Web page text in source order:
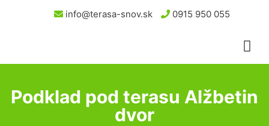
info@terasa-snov.sk 0915 950 055
Podklad pod terasu Alžbetin
dvor